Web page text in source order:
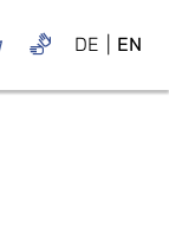
DE EN